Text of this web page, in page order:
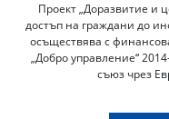
Проект „Доразвитие и
достъп на граждани до
осъществява с
„Добро управление“
съюз чрез